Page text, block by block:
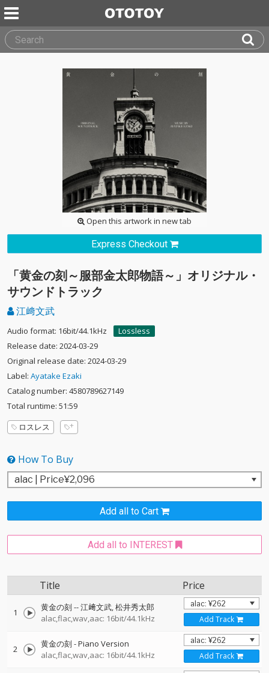
Open this artwork in new tab
Express Checkout
「黄金の刻～服部金太郎物語～」オリジナル・
サウンドトラック
江﨑文武
Audio format: 16bit/44.1kHz
Lossless
Release date: 2024-03-29
Original release date: 2024-03-29
Label: Ayatake Ezaki
Catalog number: 4580789627149
Total runtime: 51:59
ロスレス
How To Buy
Add all to Cart
Add all to INTEREST
Title Price
1 黄金の刻--江﨑文武 松井秀太郎
alac,flac,wav,aac: 16bit/44.1kHz
Add Track
2
黄金の刻 - Piano Version
alac,flac,wav,aac: 16bit/44.1kHz
Add Track